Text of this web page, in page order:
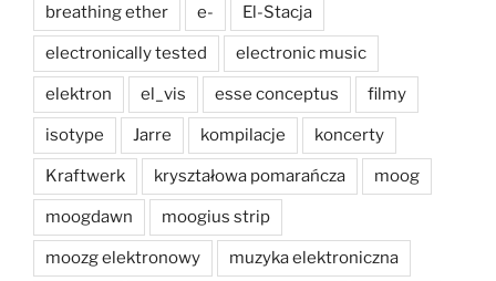
breathing ether e- El-Stacja
electronically tested electronic music
elektron el_vis esse conceptus filmy
isotype Jarre kompilacje koncerty
Kraftwerk kryształowa pomarańcza moog
moogdawn moogius strip
moozg elektronowy muzyka elektroniczna